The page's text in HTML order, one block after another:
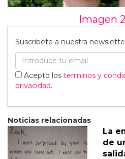
Imagen
Suscribete a nuestra
Acepto los terminos y
privacidad.
Noticias relacionadas
La
de